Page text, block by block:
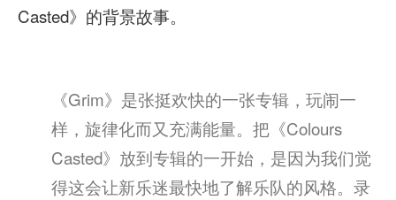
Casted》的背景故事。
《Grim》是张挺欢快的一张专辑，玩闹一
样，旋律化而又充满能量。把《Colours
Casted》放到专辑的一开始，是因为我们觉
得这会让新乐迷最快地了解乐队的风格。录